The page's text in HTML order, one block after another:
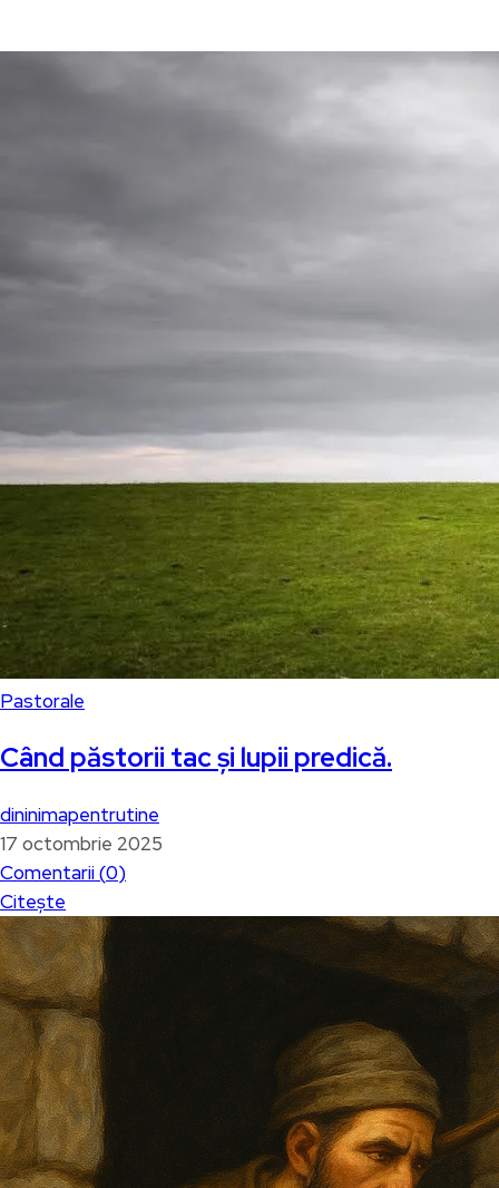
Pastorale
Când păstorii tac și lupii predică.
dininimapentrutine
17 octombrie 2025
Comentarii (0)
Citește